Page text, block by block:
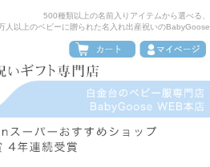
500種類以上の名前入りアイテムから選べる、
人以上のベビーに贈られた名入れ出産祝いのBabyGoose